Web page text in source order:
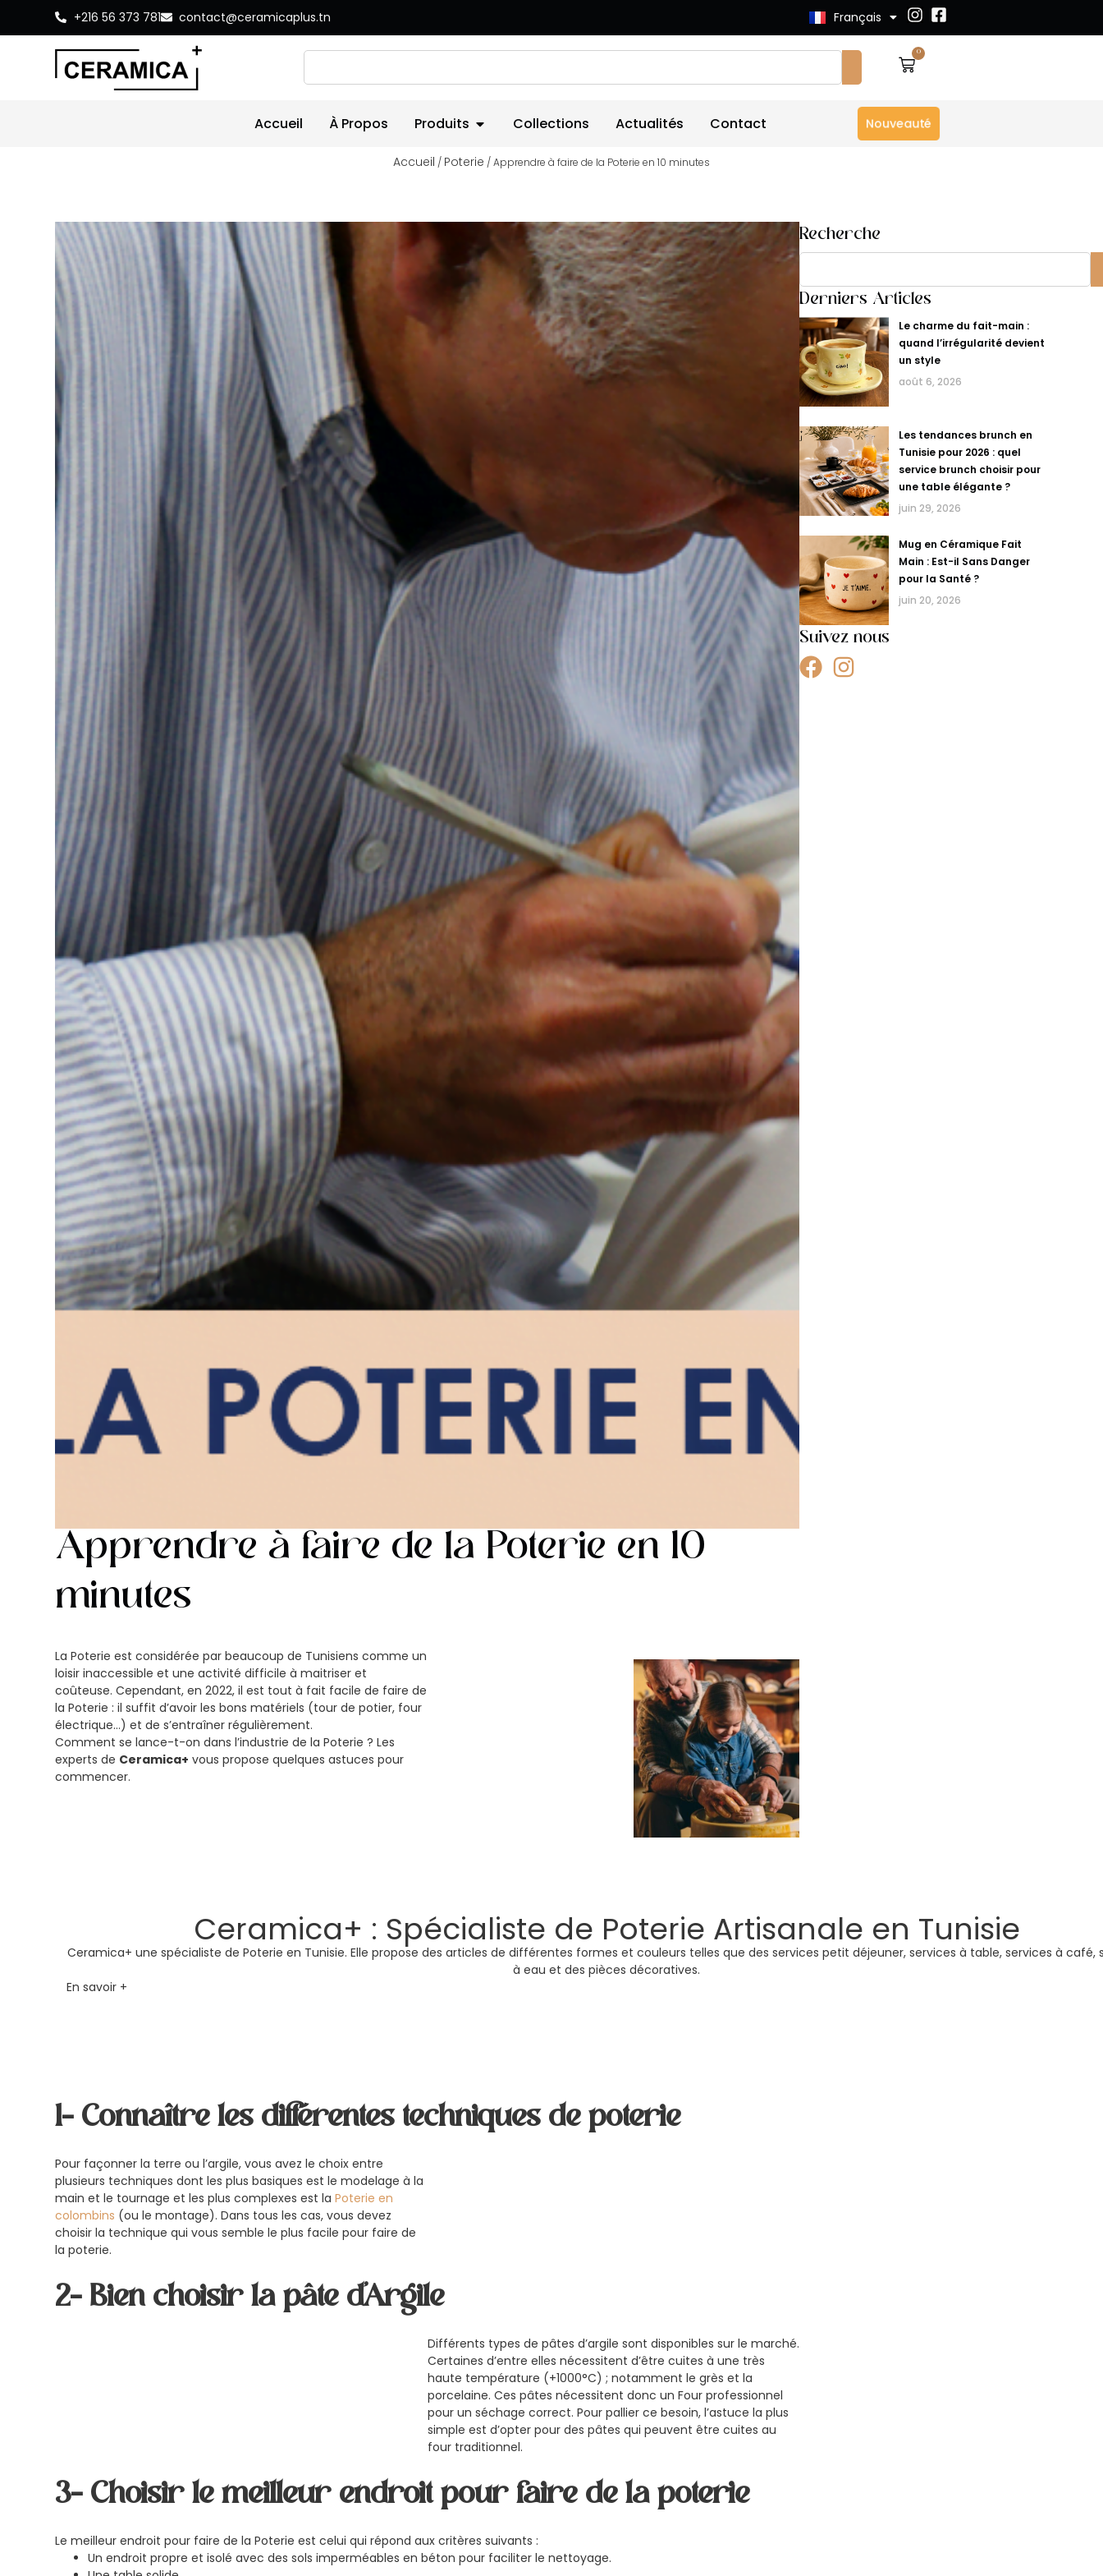
+216 56 373 781 contact@ceramicaplus.tn Français
English
0
Accueil À Propos Produits Collections Actualités Contact Nouveauté
Accueil / Poterie / Apprendre à faire de la Poterie en 10 minutes
Apprendre à faire de la Poterie en 10
minutes
La Poterie est considérée par beaucoup de Tunisiens comme un
loisir inaccessible et une activité difficile à maitriser et
coûteuse. Cependant, en 2022, il est tout à fait facile de faire de
la Poterie : il suffit d’avoir les bons matériels (tour de potier, four
électrique…) et de s’entraîner régulièrement.
Comment se lance-t-on dans l’industrie de la Poterie ? Les
experts de Ceramica+ vous propose quelques astuces pour
commencer.
Ceramica+ : Spécialiste de Poterie Artisanale en Tunisie
Ceramica+ une spécialiste de Poterie en Tunisie. Elle propose des articles de différentes formes et couleurs telles que des services petit déjeuner, services à table, services à café,
à eau et des pièces décoratives.
En savoir +
1- Connaître les différentes techniques de poterie
Pour façonner la terre ou l’argile, vous avez le choix entre
plusieurs techniques dont les plus basiques est le modelage à la
main et le tournage et les plus complexes est laPoterie en
colombins (ou le montage). Dans tous les cas, vous devez
choisir la technique qui vous semble le plus facile pour faire de
la poterie.
2- Bien choisir la pâte d’Argile
Différents types de pâtes d’argile sont disponibles sur le marché.
Certaines d’entre elles nécessitent d’être cuites à une très
haute température (+1000°C) ; notamment le grès et la
porcelaine. Ces pâtes nécessitent donc un Four professionnel
pour un séchage correct. Pour pallier ce besoin, l’astuce la plus
simple est d’opter pour des pâtes qui peuvent être cuites au
four traditionnel.
3- Choisir le meilleur endroit pour faire de la poterie
Le meilleur endroit pour faire de la Poterie est celui qui répond aux critères suivants :
Un endroit propre et isolé avec des sols imperméables en béton pour faciliter le nettoyage.
Recherche
Derniers Articles
Le charme du fait-main :
quand l’irrégularité devient
un style
août 6, 2026
Les tendances brunch en
Tunisie pour 2026 : quel
service brunch choisir pour
une table élégante ?
juin 29, 2026
Mug en Céramique Fait
Main : Est-il Sans Danger
pour la Santé ?
juin 20, 2026
Suivez nous